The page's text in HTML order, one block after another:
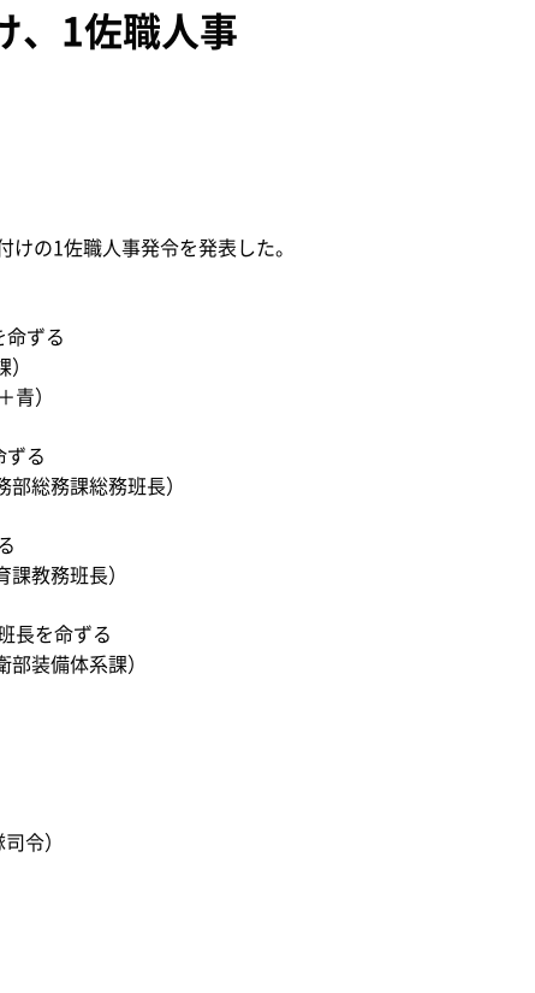
1佐職人事
の1佐職人事発令を発表した。
ずる
）
る
総務課総務班長）
教務班長）
長を命ずる
装備体系課）
令）